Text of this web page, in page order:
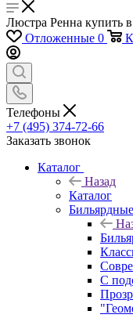
Люстра Ренна купить
Отложенные 0
Телефоны
+7 (495) 374-72-66
Заказать звонок
Каталог
Назад
Каталог
С